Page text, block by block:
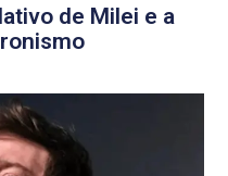
de Milei e a